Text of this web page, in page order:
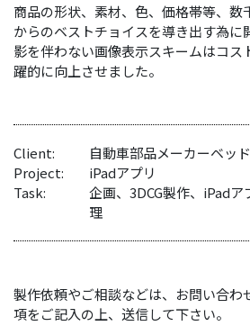
商品の形状、素材、色、価格帯等、数
からのベストチョイスを導き出す為に
影を伴わない画像表示スキームはコス
躍的に向上させました。
Client:
自動車部品メーカーベッ
Project:
iPadアプリ
Task:
企画、3DCG製作、iPad
理
製作依頼やご相談などは、お問い合わ
項をご記入の上、送信して下さい。